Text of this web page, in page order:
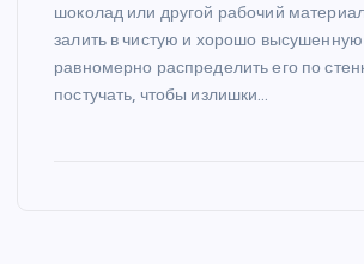
шоколад или другой рабочий
залить в чистую и хорошо
равномерно распределить его по
постучать, чтобы излишки…